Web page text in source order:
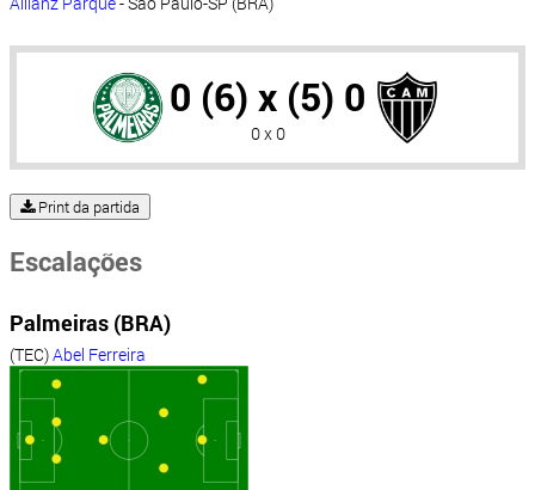
0 (6) x (5) 0
0 x 0
Print da partida
Escalações
Palmeiras (BRA)
(TEC)Abel Ferreira